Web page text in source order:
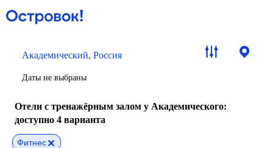
Академический, Россия
Даты не выбраны
Отели с тренажёрным залом у Академического:
доступно 4 варианта
Фитнес